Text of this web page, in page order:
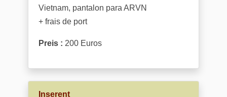
Vietnam, pantalon para ARVN
+ frais de port
Preis : 200 Euros
Inserent